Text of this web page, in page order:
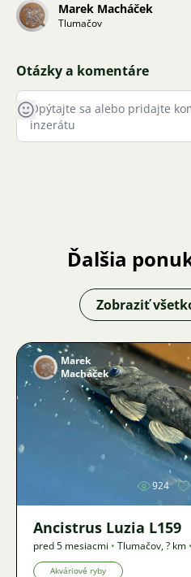
Marek Macháček
Tlumačov
Otázky a komentáre
Ďalšia
Zobraziť
Marek
Macháček
924
Ancistrus Luzia L159
pred 5 mesiacmi • Tlumačov,? km •
Akváriové ryby